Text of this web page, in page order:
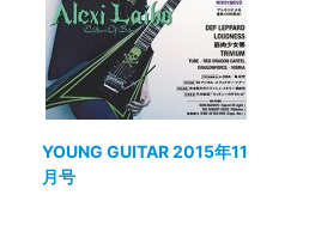
YOUNG GUITAR 2015年11
月号